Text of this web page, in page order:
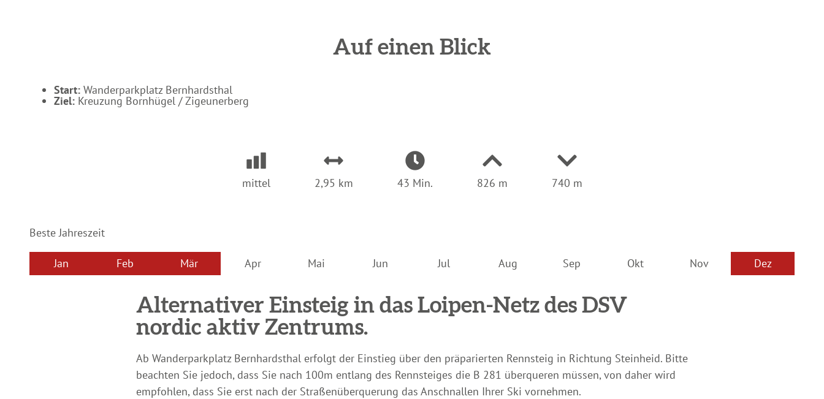
Auf einen Blick
Start: Wanderparkplatz Bernhardsthal
Ziel: Kreuzung Bornhügel / Zigeunerberg
mittel 2,95 km 43 Min. 826 m 740 m
Beste Jahreszeit
Jan Feb Mär Apr Mai Jun Jul Aug Sep Okt Nov Dez
Alternativer Einsteig in das Loipen-Netz des DSV
nordic aktiv Zentrums.
Ab Wanderparkplatz Bernhardsthal erfolgt der Einstieg über den präparierten Rennsteig in Richtung Steinheid. Bitte
beachten Sie jedoch, dass Sie nach 100m entlang des Rennsteiges die B 281 überqueren müssen, von daher wird
empfohlen, dass Sie erst nach der Straßenüberquerung das Anschnallen Ihrer Ski vornehmen.